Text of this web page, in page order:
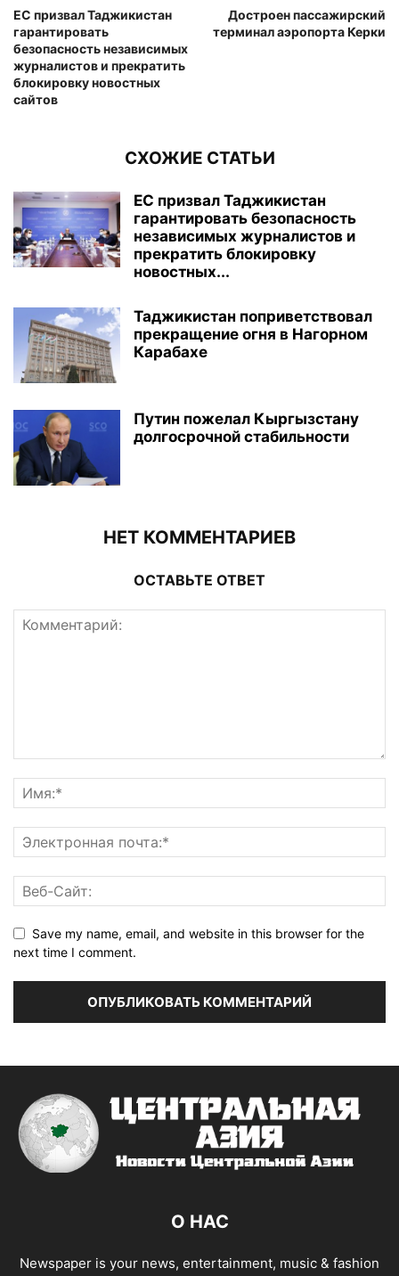
ЕС призвал Таджикистан
гарантировать
безопасность независимых
журналистов и прекратить
блокировку новостных
сайтов
Достроен пассажирский
терминал аэропорта Керки
СХОЖИЕ СТАТЬИ
ЕС призвал Таджикистан
гарантировать безопасность
независимых журналистов и
прекратить блокировку
новостных...
Таджикистан поприветствовал
прекращение огня в Нагорном
Карабахе
Путин пожелал Кыргызстану
долгосрочной стабильности
НЕТ КОММЕНТАРИЕВ
ОСТАВЬТЕ ОТВЕТ
Save my name, email, and website in this browser for the
next time I comment.
О НАС
Newspaper is your news, entertainment, music & fashion